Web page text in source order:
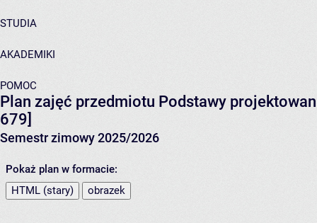
STUDIA
AKADEMIKI
POMOC
Plan zajęć przedmiotu Podstawy
679]
Semestr zimowy 2025/2026
Pokaż plan w formacie:
HTML (stary)
obrazek